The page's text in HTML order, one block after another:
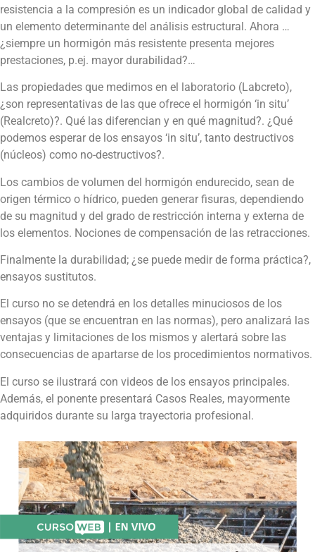
resistencia a la compresión es un indicador global de calidad y
un elemento determinante del análisis estructural. Ahora …
¿siempre un hormigón más resistente presenta mejores
prestaciones, p.ej. mayor durabilidad?…
Las propiedades que medimos en el laboratorio (Labcreto),
¿son representativas de las que ofrece el hormigón ‘in situ’
(Realcreto)?. Qué las diferencian y en qué magnitud?. ¿Qué
podemos esperar de los ensayos ‘in situ’, tanto destructivos
(núcleos) como no-destructivos?.
Los cambios de volumen del hormigón endurecido, sean de
origen térmico o hídrico, pueden generar fisuras, dependiendo
de su magnitud y del grado de restricción interna y externa de
los elementos. Nociones de compensación de las retracciones.
Finalmente la durabilidad; ¿se puede medir de forma práctica?,
ensayos sustitutos.
El curso no se detendrá en los detalles minuciosos de los
ensayos (que se encuentran en las normas), pero analizará las
ventajas y limitaciones de los mismos y alertará sobre las
consecuencias de apartarse de los procedimientos normativos.
El curso se ilustrará con videos de los ensayos principales.
Además, el ponente presentará Casos Reales, mayormente
adquiridos durante su larga trayectoria profesional.